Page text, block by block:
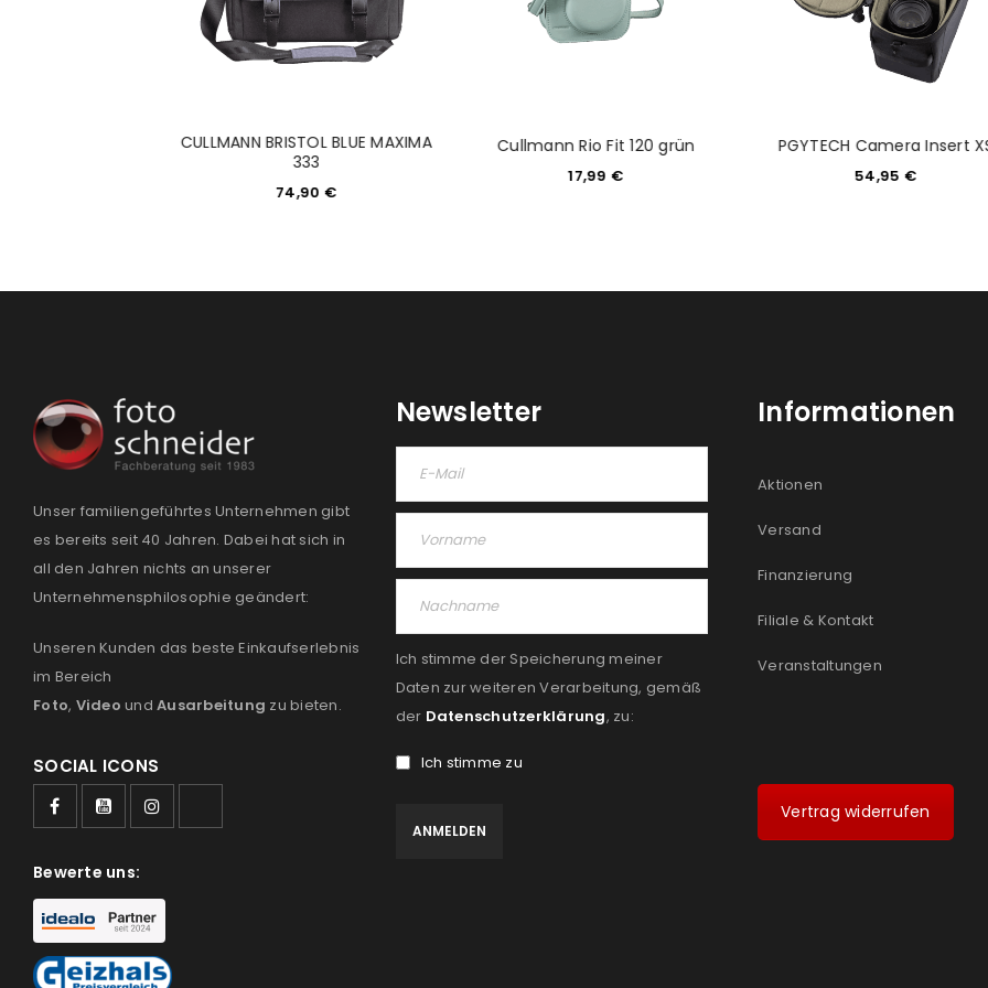
CULLMANN BRISTOL BLUE MAXIMA
333
74,90 €
Cullmann Rio Fit 120 grün
17,99 €
PGYTECH Camera Insert
54,95 €
Unser familiengeführtes Unternehmen gibt
es bereits seit 40 Jahren. Dabei hat sich in
all den Jahren nichts an unserer
Unternehmensphilosophie geändert:
Unseren Kunden das beste Einkaufserlebnis
im Bereich
Foto, Video und Ausarbeitung zu bieten.
SOCIAL ICONS
Bewerte uns:
Newsletter
Ich stimme der Speicherung meiner
Daten zur weiteren Verarbeitung, gemäß
der Datenschutzerklärung, zu:
Ich stimme zu
Informationen
Aktionen
Versand
Finanzierung
Filiale & Kontakt
Veranstaltungen
Vertrag widerrufen